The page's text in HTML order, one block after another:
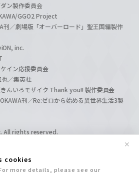
cookies
more details, please see our
✕
ン製作委員会
GGO2 Project
刊／劇場版「オーバーロード」聖王国編製作
inc.
イン応援委員会
／集英社
んいろモザイク Thank you!! 製作委員会
刊／Re:ゼロから始める異世界生活3製
All rights reserved.
Projekt
Projekt